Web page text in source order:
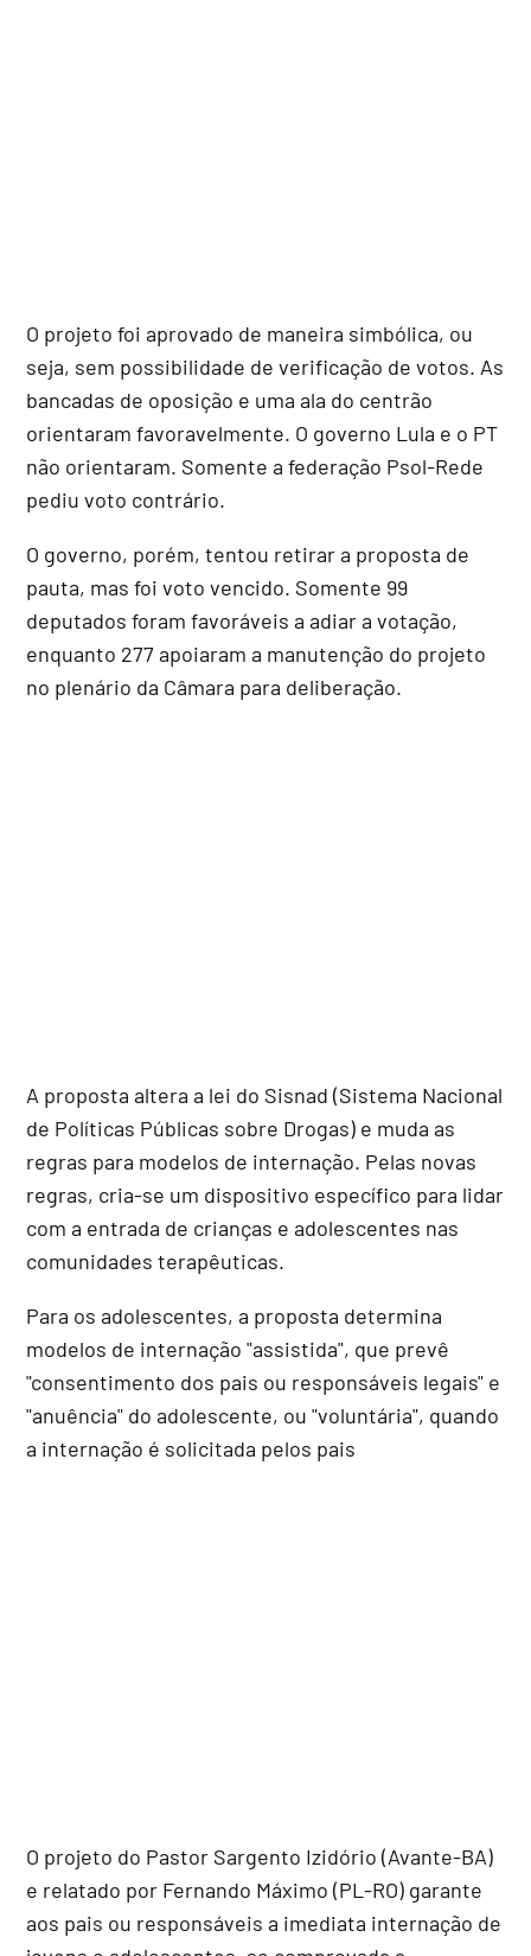
O projeto foi aprovado de maneira simbólica, ou
seja, sem possibilidade de verificação de votos. As
bancadas de oposição e uma ala do centrão
orientaram favoravelmente. O governo Lula e o PT
não orientaram. Somente a federação Psol-Rede
pediu voto contrário.
O governo, porém, tentou retirar a proposta de
pauta, mas foi voto vencido. Somente 99
deputados foram favoráveis a adiar a votação,
enquanto 277 apoiaram a manutenção do projeto
no plenário da Câmara para deliberação.
A proposta altera a lei do Sisnad (Sistema Nacional
de Políticas Públicas sobre Drogas) e muda as
regras para modelos de internação. Pelas novas
regras, cria-se um dispositivo específico para lidar
com a entrada de crianças e adolescentes nas
comunidades terapêuticas.
Para os adolescentes, a proposta determina
modelos de internação "assistida", que prevê
"consentimento dos pais ou responsáveis legais" e
"anuência" do adolescente, ou "voluntária", quando
a internação é solicitada pelos pais
O projeto do Pastor Sargento Izidório (Avante-BA)
e relatado por Fernando Máximo (PL-RO) garante
aos pais ou responsáveis a imediata internação de